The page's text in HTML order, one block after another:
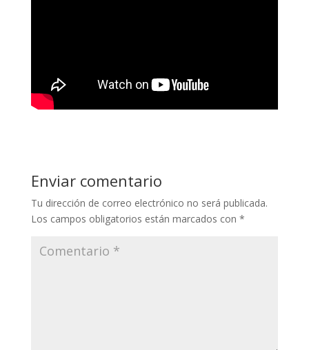
Enviar comentario
Tu dirección de correo electrónico no será publicada.
Los campos obligatorios están marcados con *